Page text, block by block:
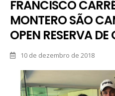
FRANCISCO
MONTERO SÃO
OPEN RESERVA DE
10 de dezembro de 2018